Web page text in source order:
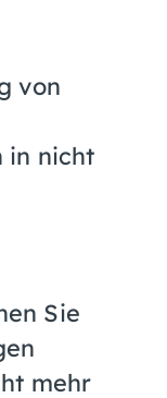
von
in nicht
Sie
mehr